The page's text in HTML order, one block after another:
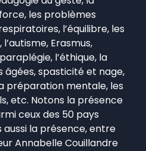
les problèmes
l’équilibre, les
Erasmus,
l’éthique, la
âgées, spasticité et nage,
préparation mentale, les
etc. Notons la présence
ceux des 50 pays
la présence, entre
Annabelle Couillandre